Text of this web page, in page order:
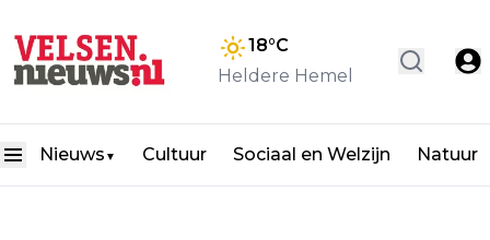
18°C
Heldere Hemel
Nieuws ▼ Cultuur Sociaal en Welzijn Natuur